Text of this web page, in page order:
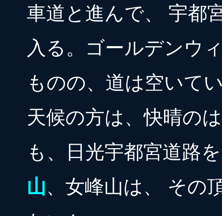
車道と進んで、 宇都
入る。ゴールデンウ
ものの、道は空いて
天候の方は、快晴の
も、日光宇都宮道路
山、女峰山は、 その